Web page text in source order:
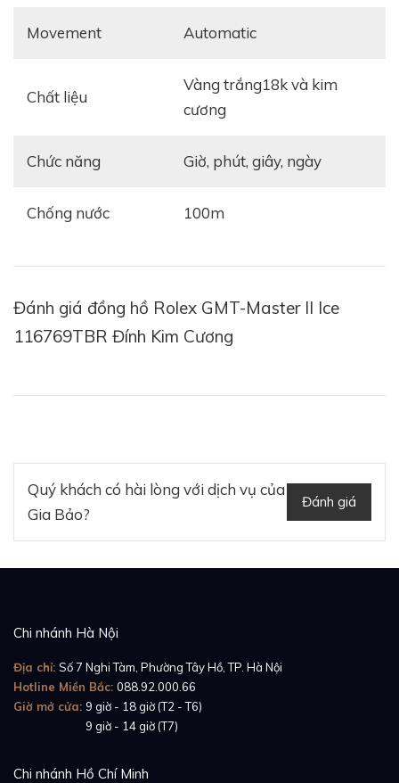
chất liệu cấu thành vỏ lại là vàng trắng. Nạm kín bộ
Ice 116769TBR
là những viên kim cương chất lượng
nhất trong nhiều hình dạng, kích thước hay cách cắt
cương baguette-cut có mặt trên vành bezel đồng hồ
116769TBR. Xung quanh đó, từ càng nối dây kéo tới
Movement automatic
Chất liệu
vàng trắng18k và kim
cương
Chức năng giờ, phút, giây, ngày
Chống nước 100m
Đánh giá đồng hồ Rolex GMT-Master II Ice
116769TBR Đính Kim Cương
Quý khách có hài lòng với dịch vụ của
Gia Bảo?
Đánh giá
Chi nhánh Hà Nội
Địa chỉ: Số 7 Nghi Tàm, Phường Tây Hồ, TP. Hà Nội
Hotline Miền Bắc: 088.92.000.66
Giờ mở cửa: 9 giờ - 18 giờ (T2 - T6)
9 giờ - 14 giờ (T7)
Chi nhánh Hồ Chí Minh